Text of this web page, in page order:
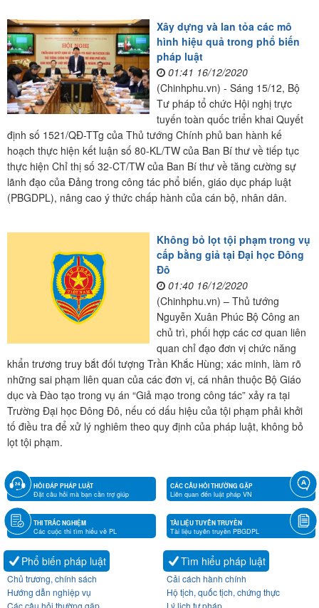
Xây dựng và lan tỏa các mô
hình hiệu quả trong phổ biến
pháp luật
01:41 16/12/2020
(Chinhphu.vn) - Sáng 15/12, Bộ
Tư pháp tổ chức Hội nghị trực
tuyến toàn quốc triển khai Quyết
định số 1521/QĐ-TTg của Thủ tướng Chính phủ ban hành kế
hoạch thực hiện kết luận số 80-KL/TW của Ban Bí thư về tiếp tục
thực hiện Chỉ thị số 32-CT/TW của Ban Bí thư về tăng cường sự
lãnh đạo của Đảng trong công tác phổ biến, giáo dục pháp luật
(PBGDPL), nâng cao ý thức chấp hành của cán bộ, nhân dân.
Không bỏ lọt tội phạm trong vụ
cấp bằng giả tại Đại học Đông
Đô
01:40 16/12/2020
(Chinhphu.vn) – Thủ tướng
Nguyễn Xuân Phúc Bộ Công an
chủ trì, phối hợp các cơ quan liên
quan chỉ đạo đơn vị chức năng
khẩn trương truy bắt đối tượng Trần Khắc Hùng; xác minh, làm rõ
những sai phạm liên quan của các đơn vị, cá nhân thuộc Bộ Giáo
dục và Đào tạo trong vụ án “Giả mạo trong công tác” xảy ra tại
Trường Đại học Đông Đô, nếu có dấu hiệu của tội phạm phải khởi
tố điều tra để xử lý nghiêm theo quy định của pháp luật, không bỏ
lọt tội phạm.
HỎI ĐÁP PHÁP LUẬT
Đặt câu hỏi mà bạn cần trợ giúp
CÁC CÂU HỎI THƯỜNG GẶP
Liên quan đến luật pháp VN
THI TRẮC NGHIỆM
Các cuộc thi tìm hiểu về PL
TÀI LIỆU TUYÊN TRUYỀN
Tài liệu tuyên truyền PBGDPL
Phổ biến pháp luật
Chủ trương, chính sách
Hướng dẫn nghiệp vụ
Các câu hỏi thường gặp
Tìm hiểu pháp luật
Cải cách hành chính
Hộ tịch, quốc tịch, chứng thực
Lý lịch tư pháp